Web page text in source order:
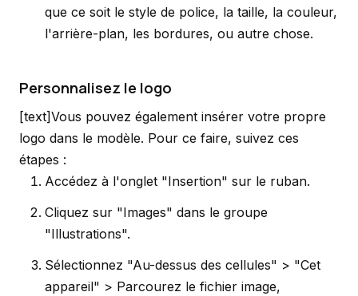
que ce soit le style de police, la taille, la couleur,
l'arrière-plan, les bordures, ou autre chose.
Personnalisez le logo
[text]Vous pouvez également insérer votre propre
logo dans le modèle. Pour ce faire, suivez ces
étapes :
Accédez à l'onglet "Insertion" sur le ruban.
Cliquez sur "Images" dans le groupe
"Illustrations".
Sélectionnez "Au-dessus des cellules" > "Cet
appareil" > Parcourez le fichier image,